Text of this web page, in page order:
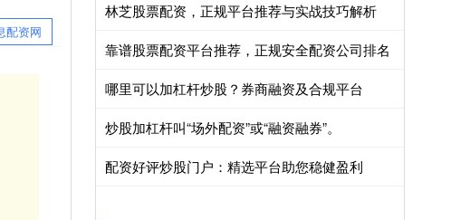
配资网
林芝股票配资，正规平台推荐与实战技巧解析
靠谱股票配资平台推荐，正规安全配资公司排名
哪里可以加杠杆炒股？券商融资及合规平台
炒股加杠杆叫“场外配资”或“融资融券”。
配资好评炒股门户：精选平台助您稳健盈利